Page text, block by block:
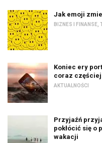
Jak emoji
BIZNES I FINANSE
Koniec ery
coraz częściej
AKTUALNOŚCI
Przyjaźń
pokłócić się o
wakacji